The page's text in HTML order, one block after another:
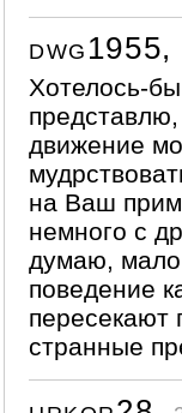
dwg1955,
Хотелось-
движение
на Ваш
немного с
думаю, мало
поведение
пересекают
странные